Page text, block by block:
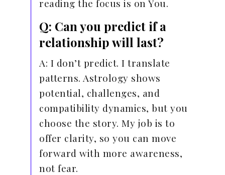
reading the focus is on You.
Q: Can you predict if a
relationship will last?
A: I don’t predict. I translate
patterns. Astrology shows
potential, challenges, and
compatibility dynamics, but you
choose the story. My job is to
offer clarity, so you can move
forward with more awareness,
not fear.